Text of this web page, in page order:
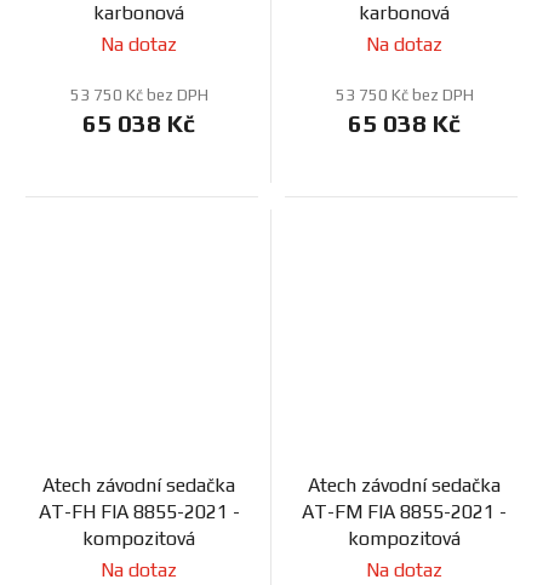
karbonová
Na dotaz
53 750 Kč bez DPH
65 038 Kč
karbonová
Na dotaz
53 750 Kč bez DPH
65 038 Kč
Atech závodní sedačka
AT-FH FIA 8855-2021 -
kompozitová
Na dotaz
Atech závodní sedačka
AT-FM FIA 8855-2021 -
kompozitová
Na dotaz